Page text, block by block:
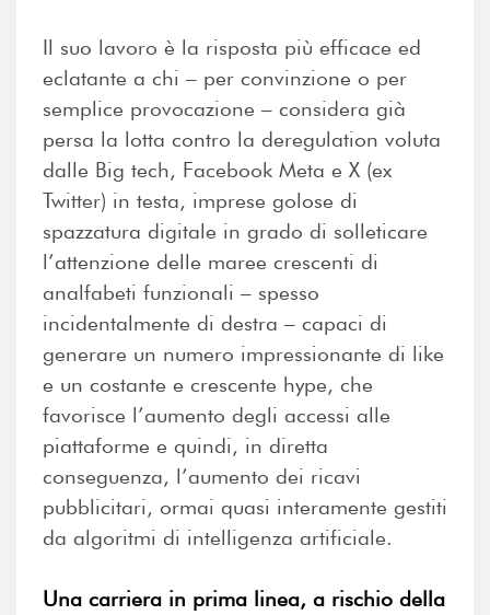
Il suo lavoro è la risposta più efficace ed
eclatante a chi – per convinzione o per
semplice provocazione – considera già
persa la lotta contro la deregulation voluta
dalle Big tech, Facebook Meta e X (ex
Twitter) in testa, imprese golose di
spazzatura digitale in grado di solleticare
l’attenzione delle maree crescenti di
analfabeti funzionali – spesso
incidentalmente di destra – capaci di
generare un numero impressionante di like
e un costante e crescente hype, che
favorisce l’aumento degli accessi alle
piattaforme e quindi, in diretta
conseguenza, l’aumento dei ricavi
pubblicitari, ormai quasi interamente gestiti
da algoritmi di intelligenza artificiale.
Una carriera in prima linea, a rischio della